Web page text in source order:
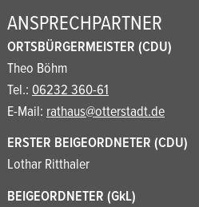
ANSPRECHPARTNER
ORTSBÜRGERMEISTER (CDU)
Theo Böhm
Tel.: 06232 360-61
E-Mail: rathaus@otterstadt.de
ERSTER BEIGEORDNETER (CDU)
Lothar Ritthaler
BEIGEORDNETER (GkL)